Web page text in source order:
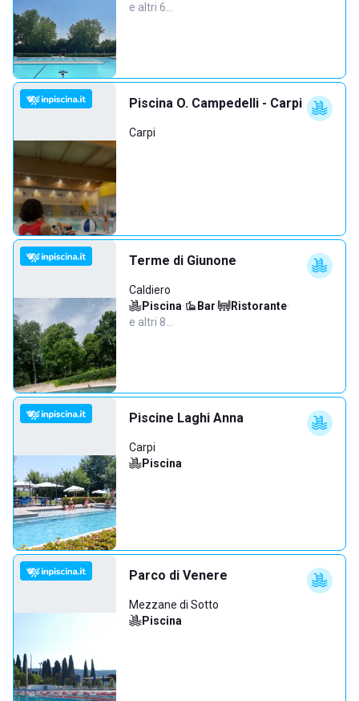
e altri 6…
Piscina O. Campedelli - Carpi
Carpi
Terme di Giunone
Caldiero
Piscina· Bar· Ristorante·
e altri 8…
Piscine Laghi Anna
Carpi
Piscina
Parco di Venere
Mezzane di Sotto
Piscina